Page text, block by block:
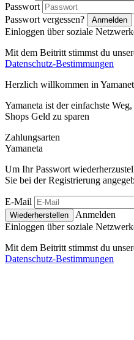
Passwort
Passwort vergessen?
Anmelden
Einloggen über soziale
Mit dem Beitritt stimmst du
Datenschutz-Bestimmungen
Herzlich willkommen in Ya
Yamaneta ist der einfachste
Shops Geld zu sparen
Zahlungsarten
Yamaneta
Um Ihr Passwort
Sie bei der Registrierung
E-Mail
Wiederherstellen
Anmelden
Einloggen über soziale
Mit dem Beitritt stimmst du
Datenschutz-Bestimmungen